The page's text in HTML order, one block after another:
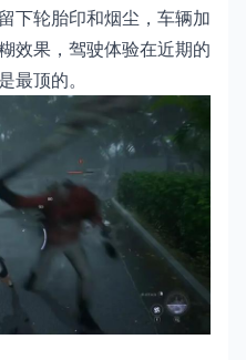
下轮胎印和烟尘，车辆加
效果，驾驶体验在近期的
最顶的。